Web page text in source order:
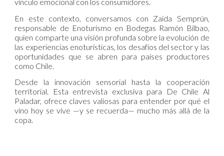
En este contexto, conversamos con Zaida Semprún,
responsable de Enoturismo en Bodegas Ramón Bilbao,
quien comparte una visión profunda sobre la evolución de
las experiencias enoturísticas, los desafíos del sector y las
oportunidades que se abren para países productores
como Chile.
Desde la innovación sensorial hasta la cooperación
territorial. Esta entrevista exclusiva para De Chile Al
Paladar, ofrece claves valiosas para entender por qué el
vino hoy se vive —y se recuerda— mucho más allá de la
copa.